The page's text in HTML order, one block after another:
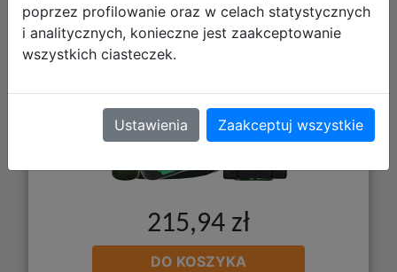
215,94 zł
DO KOSZYKA
poprzez profilowanie oraz w celach statystycznych
i analitycznych, konieczne jest zaakceptowanie
wszystkich ciasteczek.
Ustawienia Zaakceptuj wszystkie